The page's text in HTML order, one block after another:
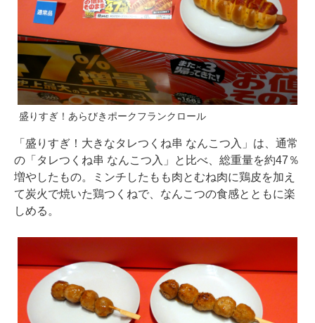
盛りすぎ！あらびきポークフランクロール
「盛りすぎ！大きなタレつくね串 なんこつ入」は、通常
の「タレつくね串 なんこつ入」と比べ、総重量を約47％
増やしたもの。ミンチしたもも肉とむね肉に鶏皮を加え
て炭火で焼いた鶏つくねで、なんこつの食感とともに楽
しめる。